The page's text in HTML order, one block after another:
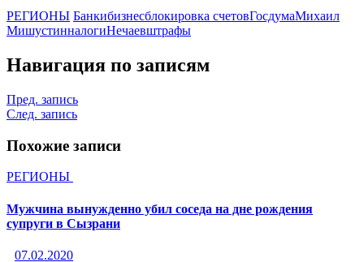
РЕГИОНЫ Банкибизнесблокировка счетовГосдумаМихаил
МишустинналогиНечаевштрафы
Навигация по записям
Пред. запись
След. запись
Похожие записи
РЕГИОНЫ
Мужчина вынужденно убил соседа на дне рождения
супруги в Сызрани
07.02.2020